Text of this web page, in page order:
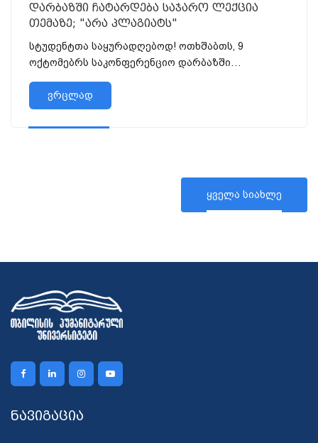
დარბაზში ჩატარდება საჯარო ლექცია
თემაზე; "არა პლაგიატს"
სტუდენტთა საყურადღებოდ! ოთხშაბთს, 9
ოქტომებრს საკონფერენციო დარბაზში
ჩატარდება საჯარო ლექცია თემაზე; ,,არა
პლაგიატს" საჯარო ლექციას წარუძღ...
ვრცლად
ყველა სიახლე
ნავიგაცია